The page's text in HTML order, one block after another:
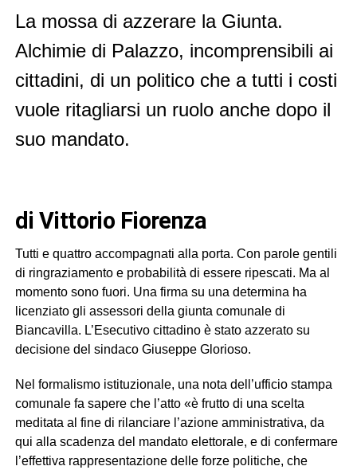
La mossa di azzerare la Giunta.
Alchimie di Palazzo, incomprensibili ai
cittadini, di un politico che a tutti i costi
vuole ritagliarsi un ruolo anche dopo il
suo mandato.
di Vittorio Fiorenza
Tutti e quattro accompagnati alla porta. Con parole gentili
di ringraziamento e probabilità di essere ripescati. Ma al
momento sono fuori. Una firma su una determina ha
licenziato gli assessori della giunta comunale di
Biancavilla. L’Esecutivo cittadino è stato azzerato su
decisione del sindaco Giuseppe Glorioso.
Nel formalismo istituzionale, una nota dell’ufficio stampa
comunale fa sapere che l’atto «è frutto di una scelta
meditata al fine di rilanciare l’azione amministrativa, da
qui alla scadenza del mandato elettorale, e di confermare
l’effettiva rappresentazione delle forze politiche, che